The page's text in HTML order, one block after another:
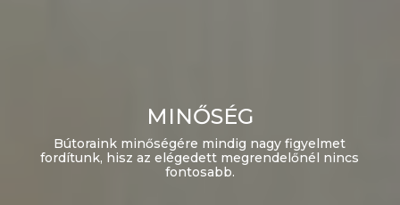
MINŐSÉG
Bútoraink minőségére mindig nagy figyelmet
fordítunk, hisz az elégedett megrendelőnél nincs
fontosabb.